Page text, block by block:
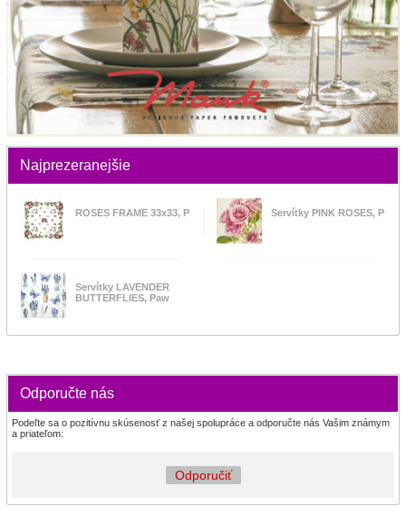
Najprezeranejšie
ROSES FRAME 33x33, P Servítky PINK ROSES, P
Servítky LAVENDER
BUTTERFLIES, Paw
Odporučte nás
Podeľte sa o pozitívnu skúsenosť z našej spolupráce a odporučte nás Vašim známym
a priateľom:
Odporučiť